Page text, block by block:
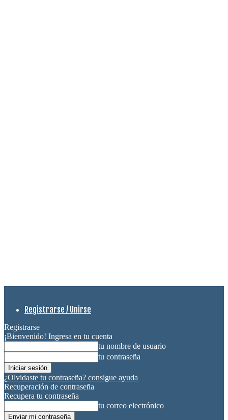
Registrarse / Unirse
Registrarse
¡Bienvenido! Ingresa en tu cuenta
tu nombre de usuario
tu contraseña
¿Olvidaste tu contraseña? consigue ayuda
Recuperación de contraseña
Recupera tu contraseña
tu correo electrónico